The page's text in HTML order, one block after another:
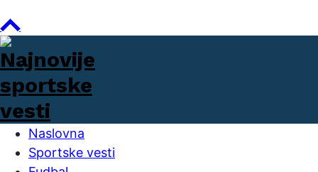
Naslovna
Sportske vesti